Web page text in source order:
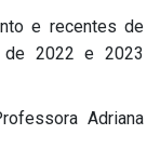
e recentes de
de 2022 e 2023
Adriana